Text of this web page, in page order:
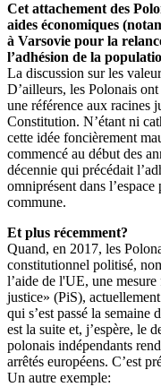
Cet attachement des
aides économiques
à Varsovie pour la
l’adhésion de la
La discussion sur les
D’ailleurs, les Polonais
une référence aux racines
Constitution. N’étant ni
cette idée foncièrement
commencé au début des
décennie qui précédait
omniprésent dans
commune.
Et plus récemment?
Quand, en 2017, les
constitutionnel politisé,
l’aide de l'UE, une
justice» (PiS),
qui s’est passé la
est la suite et, j’espère, le
polonais indépendants
arrêtés européens. C’est
Un autre exemple: